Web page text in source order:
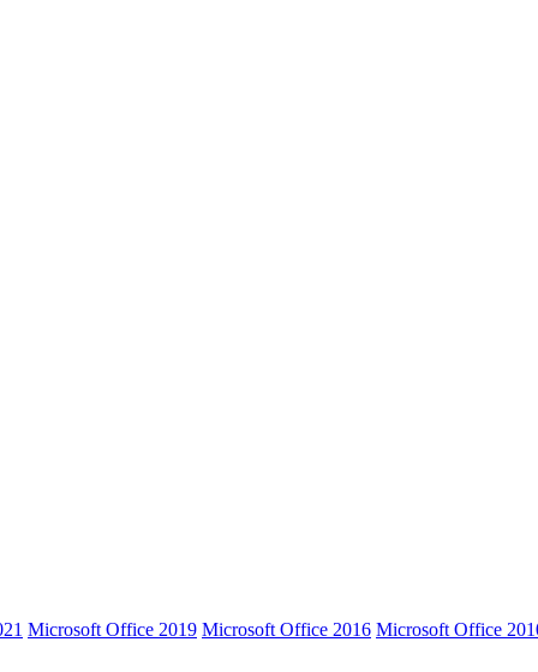
Microsoft Office 2019 Microsoft Office 2016 Microsoft Office